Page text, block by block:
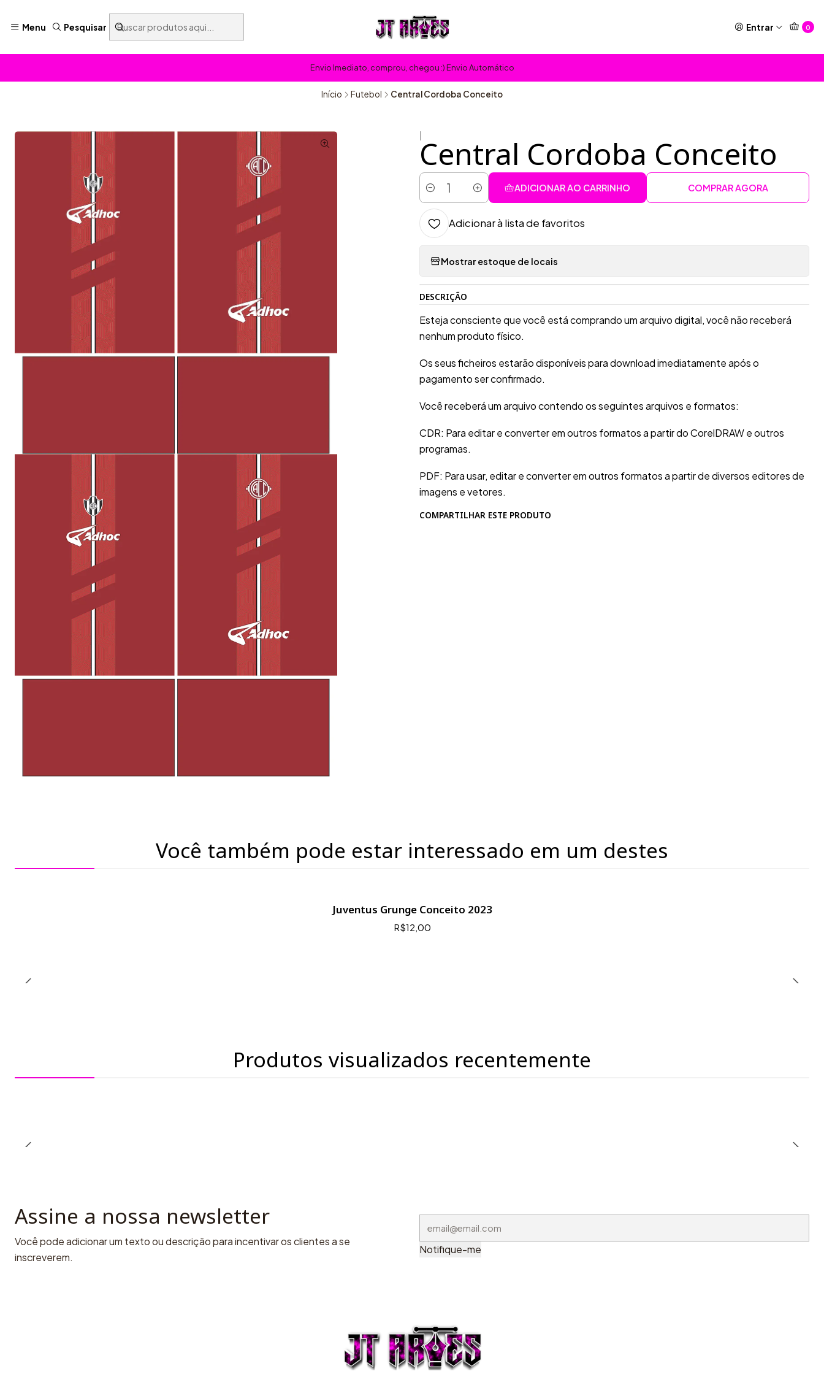
Menu Pesquisar Entrar 0
Envio Imediato, comprou, chegou :) Envio Automático
Início Futebol Central Cordoba Conceito
Central Cordoba Conceito
Quantidade
ADICIONAR AO CARRINHO COMPRAR AGORA
Adicionar à lista de favoritos
Mostrar estoque de locais
DESCRIÇÃO
Esteja consciente que você está comprando um arquivo digital, você não receberá
nenhum produto físico.
Os seus ficheiros estarão disponíveis para download imediatamente após o
pagamento ser confirmado.
Você receberá um arquivo contendo os seguintes arquivos e formatos:
CDR: Para editar e converter em outros formatos a partir do CorelDRAW e outros
programas.
PDF: Para usar, editar e converter em outros formatos a partir de diversos editores de
imagens e vetores.
COMPARTILHAR ESTE PRODUTO
Você também pode estar interessado em um destes
Juventus Grunge Conceito 2023
R$12,00
Produtos visualizados recentemente
Assine a nossa newsletter
Você pode adicionar um texto ou descrição para incentivar os clientes a se
inscreverem.
Notifique-me